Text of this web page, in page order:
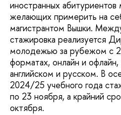
иностранных абитуриентов
желающих примерить на
магистрантом Вышки.
стажировка реализуется
молодежью за рубежом с
форматах, онлайн и
английском и русском. В
2024/25 учебного года
по 23 ноября, а крайний
октября.